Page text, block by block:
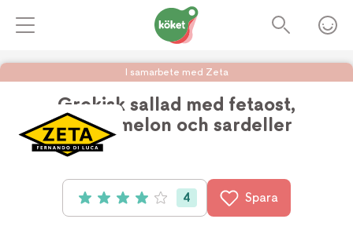
I samarbete med Zeta
Grekisk sallad med fetaost,
vattenmelon och sardeller
Betyg: 4 av 5 (4 röster)
4 Spara